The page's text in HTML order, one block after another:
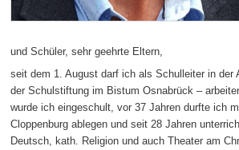
und Schüler, sehr geehrte Eltern,
seit dem 1. August darf ich als Schulleiter in der
der Schulstiftung im Bistum Osnabrück –
wurde ich eingeschult, vor 37 Jahren durfte ich
Cloppenburg ablegen und seit 28 Jahren
Deutsch, kath. Religion und auch Theater am